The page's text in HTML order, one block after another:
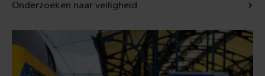
Onderzoeken naar veiligheid